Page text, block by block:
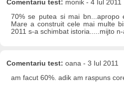
Comentariu test: monik - 4 Iul 2011
70% se putea si mai bn...apropo
Mare a construit cele mai multe
2011 s-a schimbat istoria.....mijto
Comentariu test: oana - 3 Iul 2011
am facut 60%. adik am raspuns